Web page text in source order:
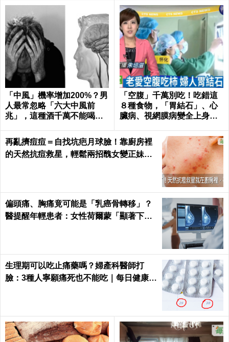
「中風」機率增加200%？男
人最常忽略「六大中風前
兆」，這種酒千萬不能喝｜
「空腹」千萬別吃！吃錯這
８種食物，「胃結石」、心
臟病、視網膜病變全上身｜
再亂擠痘痘＝自找坑疤月球臉！靠廚房裡
的天然抗痘救星，輕鬆兩招醜女變正妹｜
偏頭痛、胸痛竟可能是「乳癌骨轉移」？
醫提醒年輕患者：女性荷爾蒙「顯著下
生理期可以吃止痛藥嗎？婦產科醫師打
臉：3種人寧願痛死也不能吃｜每日健康 H